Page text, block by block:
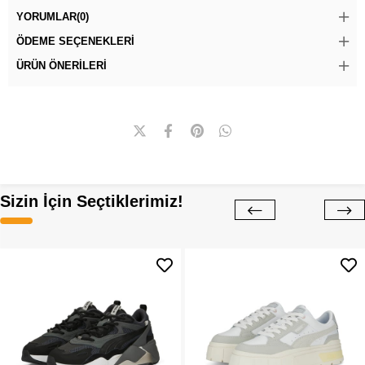
YORUMLAR(0)
ÖDEME SEÇENEKLERI
ÜRÜN ÖNERILERI
Sizin İçin Seçtiklerimiz!